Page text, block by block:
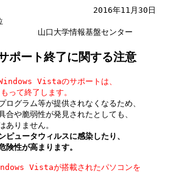
11月30日
ポート終了に関する注意
Vistaのサポートは、
って終了します。
ログラム等が提供されなくなるため、
合や脆弱性が発見されたとしても、
ありません。
ピュータウィルスに感染したり、
険性が高まります。
Vistaが搭載されたパソコンを